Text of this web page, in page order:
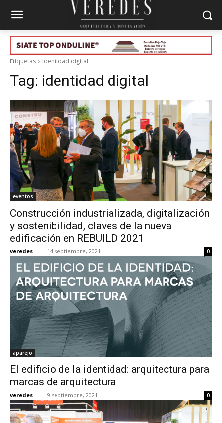
Etiquetas Identidad digital
Tag: identidad digital
eventos
Construcción industrializada, digitalización
y sostenibilidad, claves de la nueva
edificación en REBUILD 2021
veredes - 14 septiembre, 2021 0
aparejo
El edificio de la identidad: arquitectura para
marcas de arquitectura
veredes - 9 septiembre, 2021 0